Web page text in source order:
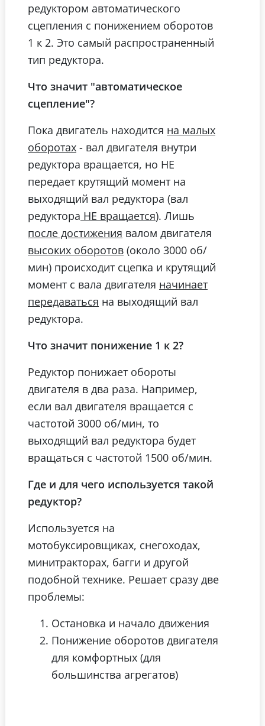
редуктором автоматического
сцепления с понижением оборотов
1 к 2. Это самый распространенный
тип редуктора.
Что значит "автоматическое
сцепление"?
Пока двигатель находится на малых
оборотах - вал двигателя внутри
редуктора вращается, но НЕ
передает крутящий момент на
выходящий вал редуктора (вал
редуктора НЕ вращается). Лишь
после достижения валом двигателя
высоких оборотов (около 3000 об/
мин) происходит сцепка и крутящий
момент с вала двигателя начинает
передаваться на выходящий вал
редуктора.
Что значит понижение 1 к 2?
Редуктор понижает обороты
двигателя в два раза. Например,
если вал двигателя вращается с
частотой 3000 об/мин, то
выходящий вал редуктора будет
вращаться с частотой 1500 об/мин.
Где и для чего используется такой
редуктор?
Используется на
мотобуксировщиках, снегоходах,
минитракторах, багги и другой
подобной технике. Решает сразу две
проблемы:
Остановка и начало движения
Понижение оборотов двигателя
для комфортных (для
большинства агрегатов)